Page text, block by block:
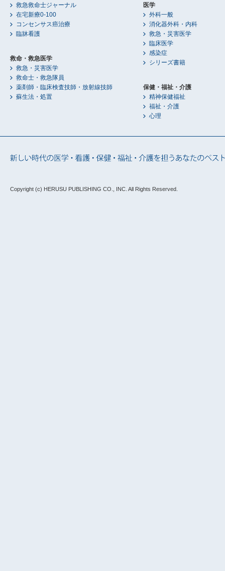
救急救命士ジャーナル
在宅新療0-100
コンセンサス癌治療
臨牀看護
救命・救急医学
救急・災害医学
救命士・救急隊員
薬剤師・臨床検査技師・放射線技師
蘇生法・処置
医学
外科一般
消化器外科・内科
救急・災害医学
臨床医学
感染症
シリーズ書籍
保健・福祉・介護
精神保健福祉
福祉・介護
心理
Copyright (c) HERUSU PUBLISHING CO., INC. All Rights Reserved.